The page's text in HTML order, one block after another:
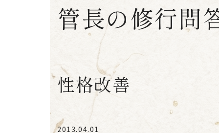
管長の修行問
性格改善
2013.04.01